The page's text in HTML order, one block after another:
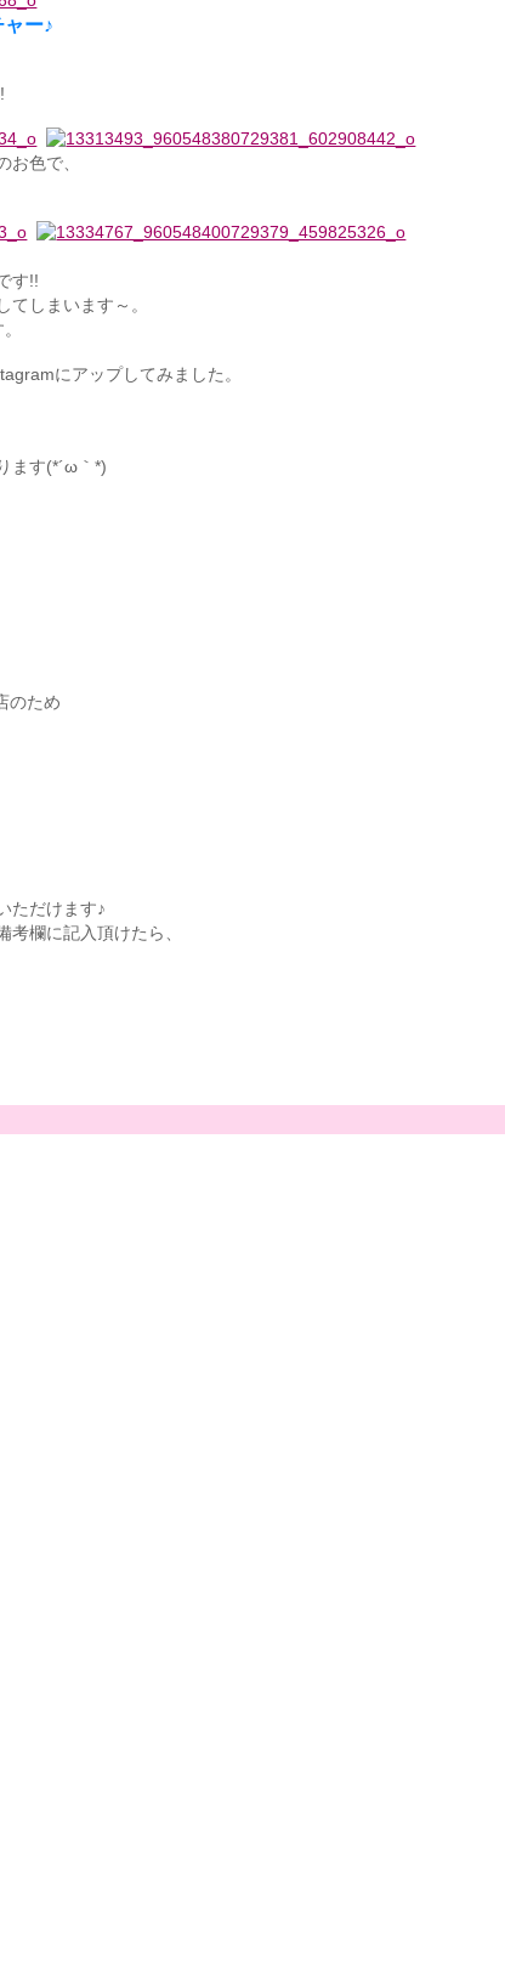
ー♪
お色で、
す!!
てしまいます～。
にアップしてみました。
ます(*´ω｀*)
のため
ただけます♪
考欄に記入頂けたら、